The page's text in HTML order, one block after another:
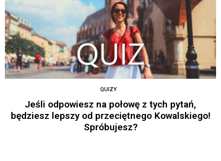
QUIZY
Jeśli odpowiesz na połowę z tych pytań,
będziesz lepszy od przeciętnego Kowalskiego!
Spróbujesz?